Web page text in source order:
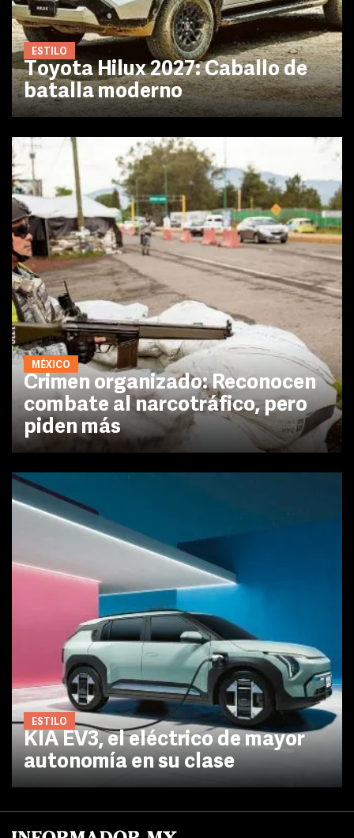
ESTILO
Toyota Hilux 2027: Caballo de
batalla moderno
MÉXICO
Crimen organizado: Reconocen
combate al narcotráfico, pero
piden más
ESTILO
KIA EV3, el eléctrico de mayor
autonomía en su clase